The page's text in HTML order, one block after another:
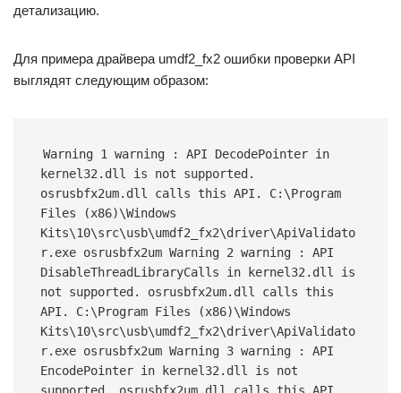
детализацию.
Для примера драйвера umdf2_fx2 ошибки проверки API
выглядят следующим образом:
Warning 1 warning : API DecodePointer in
kernel32.dll is not supported.
osrusbfx2um.dll calls this API. C:\Program
Files (x86)\Windows
Kits\10\src\usb\umdf2_fx2\driver\ApiValidato
r.exe osrusbfx2um Warning 2 warning : API
DisableThreadLibraryCalls in kernel32.dll is
not supported. osrusbfx2um.dll calls this
API. C:\Program Files (x86)\Windows
Kits\10\src\usb\umdf2_fx2\driver\ApiValidato
r.exe osrusbfx2um Warning 3 warning : API
EncodePointer in kernel32.dll is not